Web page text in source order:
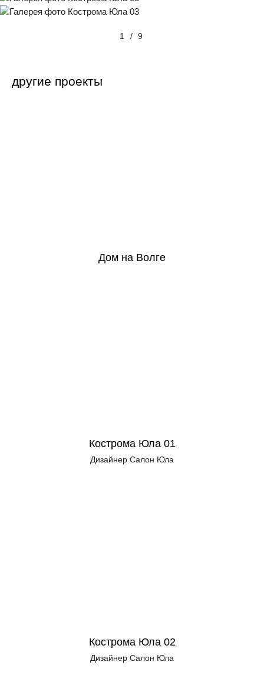
1 /9
другие проекты
Дом на Волге
Кострома Юла 01
Дизайнер Салон Юла
Кострома Юла 02
Дизайнер Салон Юла